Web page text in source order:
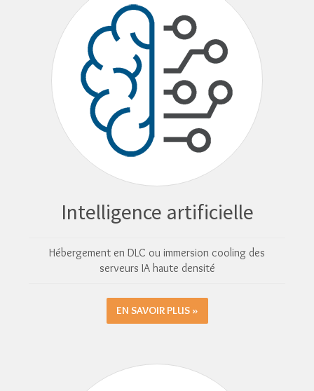
Intelligence artificielle
Hébergement en DLC ou immersion cooling des
serveurs IA haute densité
EN SAVOIR PLUS »